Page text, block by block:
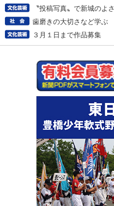
〝投稿写真〟で新城のよさ
歯磨きの大切さなど学ぶ
３月１日まで作品募集